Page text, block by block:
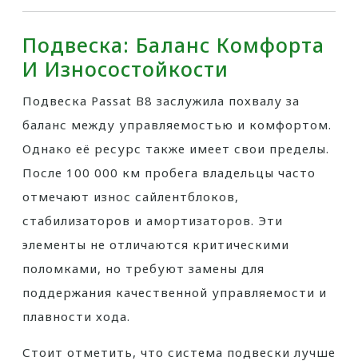
Подвеска: Баланс Комфорта
И Износостойкости
Подвеска Passat B8 заслужила похвалу за
баланс между управляемостью и комфортом.
Однако её ресурс также имеет свои пределы.
После 100 000 км пробега владельцы часто
отмечают износ сайлентблоков,
стабилизаторов и амортизаторов. Эти
элементы не отличаются критическими
поломками, но требуют замены для
поддержания качественной управляемости и
плавности хода.
Стоит отметить, что система подвески лучше